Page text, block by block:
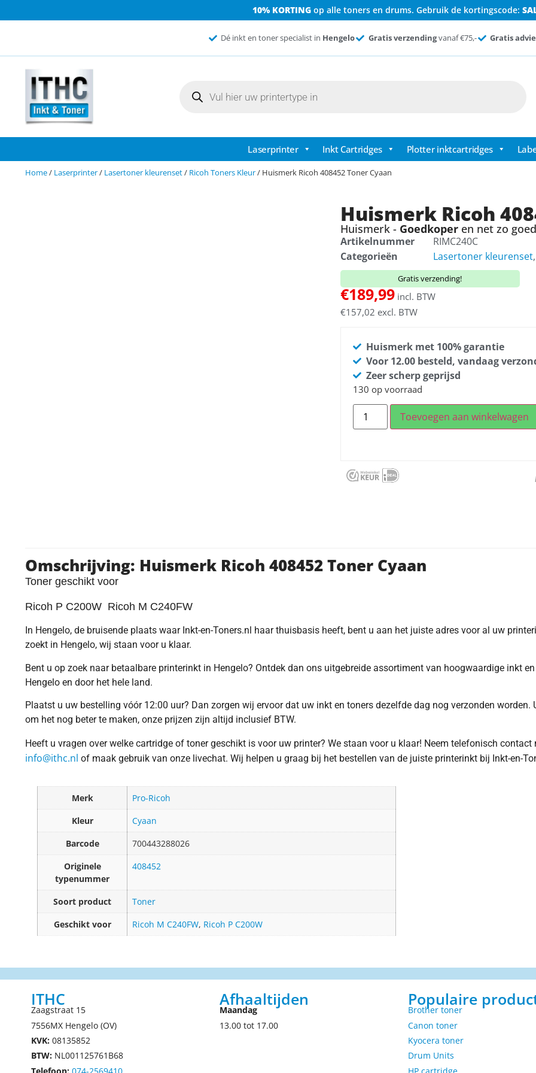
10% KORTINGop alle toners en drums. Gebruik de kortingscode:
Dé inkt en toner specialist in Hengelo Gratis verzendingvanaf €75,- Gratis
Laserprinter Inkt Cartridges Plotter inktcartridges
Home/ Laserprinter/ Lasertoner kleurenset/ Ricoh Toners Kleur/ Huismerk Ricoh 408452 Toner Cyaan
Huismerk Ricoh
Huismerk - Goedkoperen net zo
Artikelnummer
RIMC240C
Categorieën
Lasertoner kleurenset
Gratis verzending!
€189,99incl. BTW
€157,02 excl. BTW
Huismerk met 100% garantie
Voor 12.00 besteld, vandaag
Zeer scherp geprijsd
130 op voorraad
Toevoegen aan winkelwagen
Omschrijving: Huismerk Ricoh 408452 Toner Cyaan
Toner geschikt voor
Ricoh P C200W Ricoh M C240FW
In Hengelo, de bruisende plaats waar Inkt-en-Toners.nl haar thuisbasis heeft, bent u aan het juiste adres voor al uw
zoekt in Hengelo, wij staan voor u klaar.
Bent u op zoek naar betaalbare printerinkt in Hengelo? Ontdek dan ons uitgebreide assortiment van hoogwaardige inkt
Hengelo en door het hele land.
Plaatst u uw bestelling vóór 12:00 uur? Dan zorgen wij ervoor dat uw inkt en toners dezelfde dag nog verzonden
om het nog beter te maken, onze prijzen zijn altijd inclusief BTW.
Heeft u vragen over welke cartridge of toner geschikt is voor uw printer? We staan voor u klaar! Neem telefonisch
info@ithc.nl of maak gebruik van onze livechat. Wij helpen u graag bij het bestellen van de juiste printerinkt bij Inkt-en-
Merk
Pro-Ricoh
Kleur
Cyaan
Barcode
700443288026
Originele
typenummer
408452
Soort product
Toner
Geschikt voor
Ricoh M C240FW, Ricoh P C200W
ITHC
Zaagstraat 15
7556MX Hengelo (OV)
KVK: 08135852
BTW: NL001125761B68
Afhaaltijden
Maandag
13.00 tot 17.00
Populaire
Brother toner
Canon toner
Kyocera toner
Drum Units